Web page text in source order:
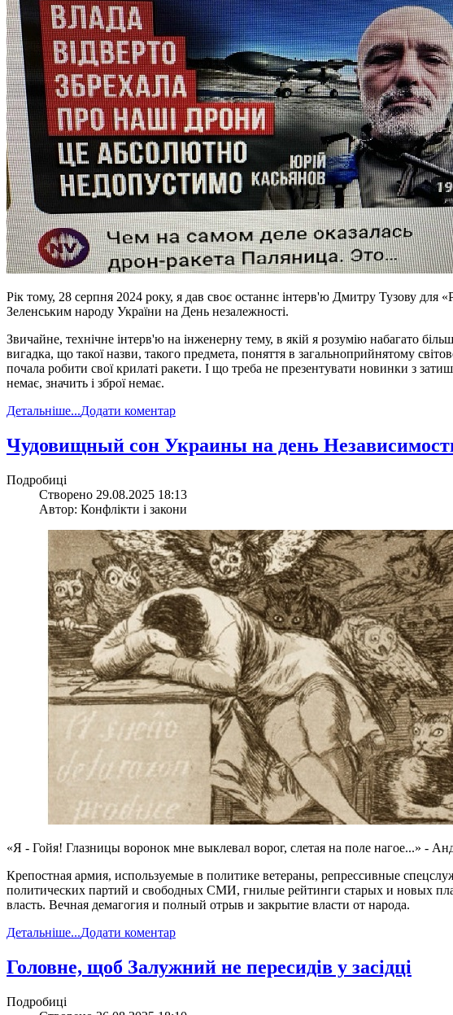
Рік тому, 28 серпня 2024 року, я дав своє останнє інтерв'ю Дмитру Тузову
Зеленським народу України на День незалежності.
Звичайне, технічне інтерв'ю на інженерну тему, в якій я розумію набагато
вигадка, що такої назви, такого предмета, поняття в загальноприйнятому
почала робити свої крилаті ракети. І що треба не презентувати новинки з
немає, значить і зброї немає.
Детальніше...Додати коментар
​Чудовищный сон Украины на день
Подробиці
Створено 29.08.2025 18:13
Автор: Конфлікти і закони
«Я - Гойя! Глазницы воронок мне выклевал ворог, слетая на поле нагое...» -
Крепостная армия, используемые в политике ветераны, репрессивные
политических партий и свободных СМИ, гнилые рейтинги старых и новых
власть. Вечная демагогия и полный отрыв и закрытие власти от народа.
Детальніше...Додати коментар
​Головне, щоб Залужний не пересидів у засідці
Подробиці